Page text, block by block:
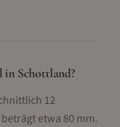
in Schottland?
12
etwa 80 mm.